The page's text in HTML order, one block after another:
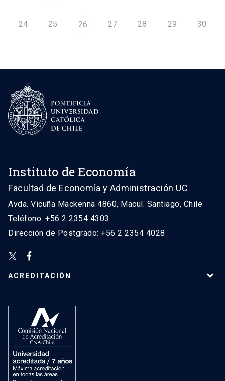
24 25 26 27 28 29 30
Instituto de Economía
Facultad de Economía y Administración UC
Avda. Vicuña Mackenna 4860, Macul. Santiago, Chile
Teléfono: +56 2 2354 4303
Dirección de Postgrado: +56 2 2354 4028
ACREDITACIÓN